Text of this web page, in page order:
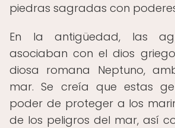
piedras sagradas con
En la antigüedad, las
asociaban con el dios
diosa romana Neptuno,
mar. Se creía que estas
poder de proteger a los
de los peligros del mar, así